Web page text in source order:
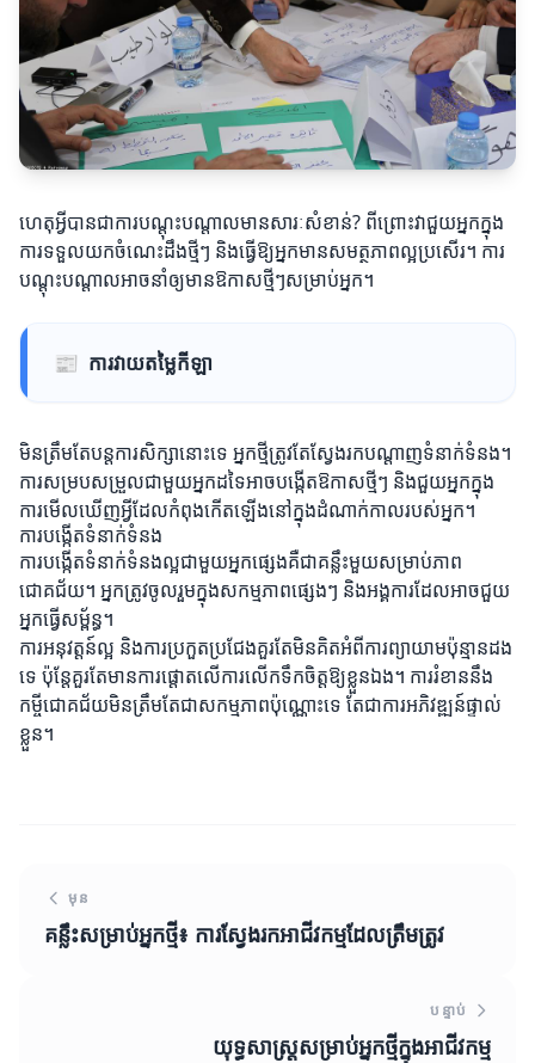
ហេតុអ្វីបានជាការបណ្តុះបណ្តាលមានសារៈសំខាន់? ពីព្រោះវាជួយអ្នកក្នុង
ការទទួលយកចំណេះដឹងថ្មីៗ និងធ្វើឱ្យអ្នកមានសមត្ថភាពល្អប្រសើរ។ ការ
បណ្តុះបណ្តាលអាចនាំឲ្យមានឱកាសថ្មីៗសម្រាប់អ្នក។
📰 ការវាយតម្លៃកីឡា
មិនត្រឹមតែបន្តការសិក្សានោះទេ អ្នកថ្មីត្រូវតែស្វែងរកបណ្តាញទំនាក់ទំនង។
ការសម្របសម្រួលជាមួយអ្នកដទៃអាចបង្កើតឱកាសថ្មីៗ និងជួយអ្នកក្នុង
ការមើលឃើញអ្វីដែលកំពុងកើតឡើងនៅក្នុងដំណាក់កាលរបស់អ្នក។
ការបង្កើតទំនាក់ទំនង
ការបង្កើតទំនាក់ទំនងល្អជាមួយអ្នកផ្សេងគឺជាគន្លឹះមួយសម្រាប់ភាព
ជោគជ័យ។ អ្នកត្រូវចូលរួមក្នុងសកម្មភាពផ្សេងៗ និងអង្គការដែលអាចជួយ
អ្នកធ្វើសម្ព័ន្ធ។
ការអនុវត្តន៍ល្អ និងការប្រកួតប្រជែងគួរតែមិនគិតអំពីការព្យាយាមប៉ុន្មានដង
ទេ ប៉ុន្តែគួរតែមានការផ្តោតលើការលើកទឹកចិត្តឱ្យខ្លួនឯង។ ការរំខាននឹង
កម្ចីជោគជ័យមិនត្រឹមតែជាសកម្មភាពប៉ុណ្ណោះទេ តែជាការអភិវឌ្ឍន៍ផ្ទាល់
ខ្លួន។
មុន
គន្លឹះសម្រាប់អ្នកថ្មី៖ ការស្វែងរកអាជីវកម្មដែលត្រឹមត្រូវ
បន្ទាប់
យុទ្ធសាស្ត្រសម្រាប់អ្នកថ្មីក្នុងអាជីវកម្ម